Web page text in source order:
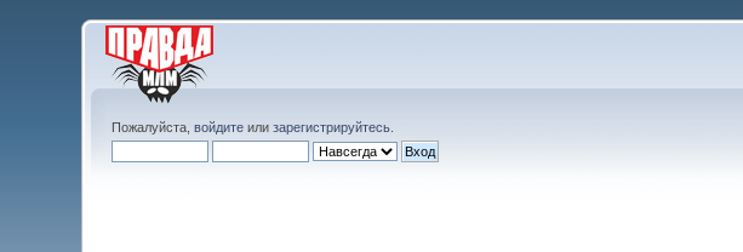
Пожалуйста,войдите илизарегистрируйтесь